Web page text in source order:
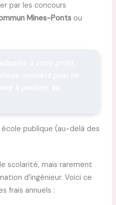
par les concours
Mines-Pontsou
publique (au-delà des
scolarité, mais rarement
d’ingénieur. Voici ce
frais annuels :